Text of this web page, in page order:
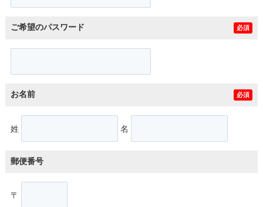
ご希望のパスワード 必須
お名前 必須
姓 名
郵便番号
〒